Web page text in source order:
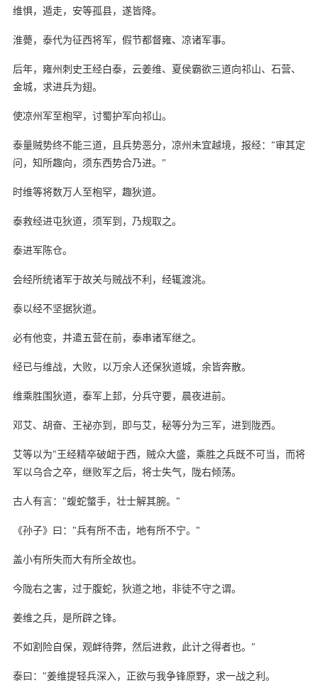
维惧，遁走，安等孤县，遂皆降。
淮薨，泰代为征西将军，假节都督雍、凉诸军事。
后年，雍州刺史王经白泰，云姜维、夏侯霸欲三道向祁山、石营、
金城，求进兵为翅。
使凉州军至枹罕，讨蜀护军向祁山。
泰量贼势终不能三道，且兵势恶分，凉州未宜越境，报经："审其定
问，知所趣向，须东西势合乃进。"
时维等将数万人至枹罕，趣狄道。
泰救经进屯狄道，须军到，乃规取之。
泰进军陈仓。
会经所统诸军于故关与贼战不利，经辄渡洮。
泰以经不坚据狄道。
必有他变，并遣五营在前，泰串诸军继之。
经已与维战，大败，以万余人还保狄道城，余皆奔散。
维乘胜围狄道，泰军上邽，分兵守要，晨夜进前。
邓艾、胡奋、王祕亦到，即与艾，秘等分为三军，进到陇西。
艾等以为"王经精卒破衄于西，贼众大盛，乘胜之兵既不可当，而将
军以乌合之卒，继败军之后，将士失气，陇右倾荡。
古人有言："蝮蛇螫手，壮士解其腕。"
《孙子》曰："兵有所不击，地有所不宁。"
盖小有所失而大有所全故也。
今陇右之害，过于腹蛇，狄道之地，非徒不守之谓。
姜维之兵，是所辟之锋。
不如割险自保，观衅待弊，然后进救，此计之得者也。"
泰曰："姜维提轻兵深入，正欲与我争锋原野，求一战之利。